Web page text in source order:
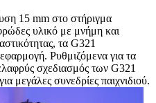
15 mm στο στήριγμα
υλικό με μνήμη και
τα G321
Ρυθμιζόμενα για τα
σχεδιασμός των G321
μεγάλες συνεδρίες παιχνιδιού.